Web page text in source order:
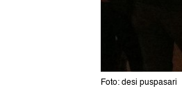
Foto: desi puspasari